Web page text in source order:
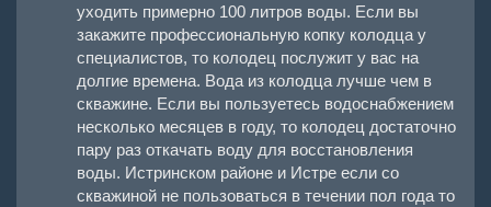
уходить примерно 100 литров воды. Если вы
закажите профессиональную копку колодца у
специалистов, то колодец послужит у вас на
долгие времена. Вода из колодца лучше чем в
скважине. Если вы пользуетесь водоснабжением
несколько месяцев в году, то колодец достаточно
пару раз откачать воду для восстановления
воды. Истринском районе и Истре если со
скважиной не пользоваться в течении пол года то